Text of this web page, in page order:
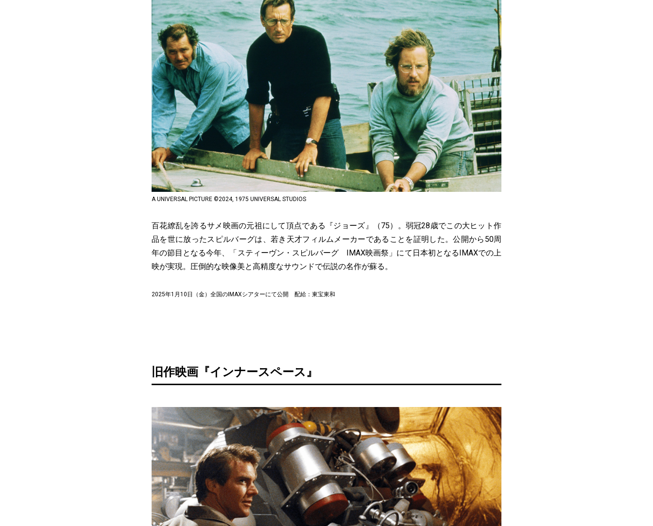
A UNIVERSAL PICTURE ©2024, 1975 UNIVERSAL STUDIOS
百花繚乱を誇るサメ映画の元祖にして頂点である『ジョーズ』（75）。弱冠28歳でこの大ヒット作
品を世に放ったスピルバーグは、若き天才フィルムメーカーであることを証明した。公開から50周
年の節目となる今年、「スティーヴン・スピルバーグ IMAX映画祭」にて日本初となるIMAXでの上
映が実現。圧倒的な映像美と高精度なサウンドで伝説の名作が蘇る。
2025年1月10日（金）全国のIMAXシアターにて公開 配給：東宝東和
旧作映画『インナースペース』